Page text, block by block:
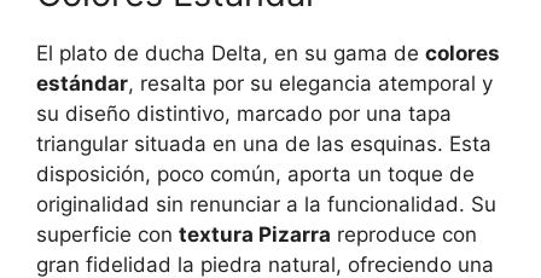
El plato de ducha Delta, en su gama de colores
estándar, resalta por su elegancia atemporal y
su diseño distintivo, marcado por una tapa
triangular situada en una de las esquinas. Esta
disposición, poco común, aporta un toque de
originalidad sin renunciar a la funcionalidad. Su
superficie con textura Pizarra reproduce con
gran fidelidad la piedra natural, ofreciendo una